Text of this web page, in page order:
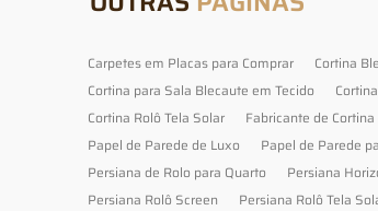
Carpetes em Placas para Comprar Cortina
Cortina para Sala Blecaute em Tecido
Cortina Rolô Tela Solar
Fabricante de Cortina
Papel de Parede de Luxo
Papel de Parede
Persiana de Rolo para Quarto
Persiana
Persiana Rolô Screen
Persiana Rolô Tela